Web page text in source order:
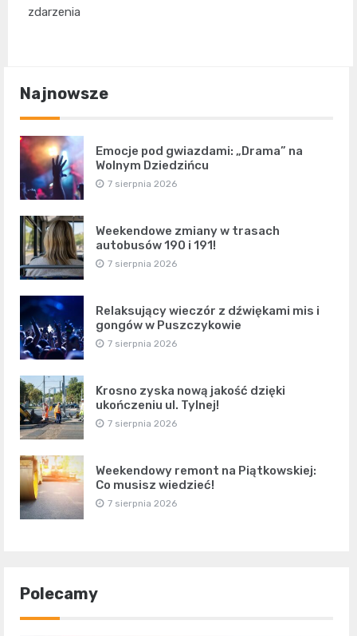
zdarzenia
Najnowsze
Emocje pod gwiazdami: „Drama” na
Wolnym Dziedzińcu
7 sierpnia 2026
Weekendowe zmiany w trasach
autobusów 190 i 191!
7 sierpnia 2026
Relaksujący wieczór z dźwiękami mis i
gongów w Puszczykowie
7 sierpnia 2026
Krosno zyska nową jakość dzięki
ukończeniu ul. Tylnej!
7 sierpnia 2026
Weekendowy remont na Piątkowskiej:
Co musisz wiedzieć!
7 sierpnia 2026
Polecamy